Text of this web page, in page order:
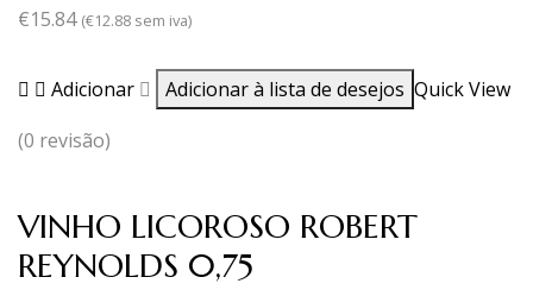
€15.84 (€12.88 sem iva)
Adicionar Adicionar à lista de desejos Quick View
(0 revisão)
VINHO LICOROSO ROBERT
REYNOLDS 0,75